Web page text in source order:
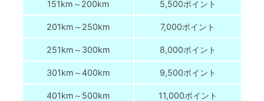
151km～200km 5,500ポイント
201km～250km 7,000ポイント
251km～300km 8,000ポイント
301km～400km 9,500ポイント
401km～500km 11,000ポイント